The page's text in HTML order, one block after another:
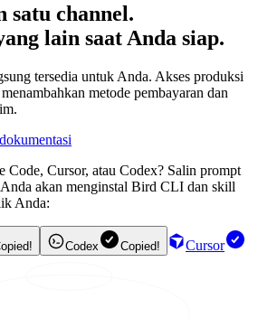
satu channel.
lain saat Anda siap.
tersedia untuk Anda. Akses produksi
metode pembayaran dan
Code, Cursor, atau Codex? Salin prompt
Anda akan menginstal Bird CLI dan skill
Anda:
Codex Copied!
Cursor